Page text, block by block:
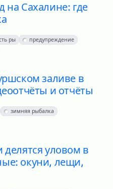
на Сахалине: где
ры предупреждение
заливе в
и отчёты
зимняя рыбалка
уловом в
окуни, лещи,